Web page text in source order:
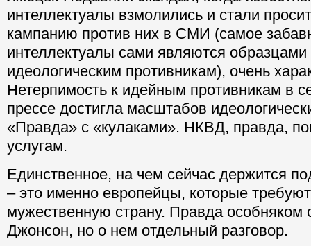
интеллектуалы взмолились и стали
кампанию против них в СМИ (самое
интеллектуалы сами являются образцами
идеологическим противникам), очень
Нетерпимость к идейным противникам в
прессе достигла масштабов
«Правда» с «кулаками». НКВД, правда,
услугам.
Единственное, на чем сейчас держится
– это именно европейцы, которые
мужественную страну. Правда особняком
Джонсон, но о нем отдельный разговор.